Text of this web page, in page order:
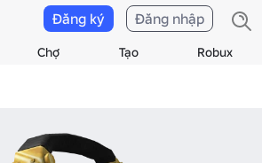
Chợ Tạo Robux
Đăng ký Đăng nhập